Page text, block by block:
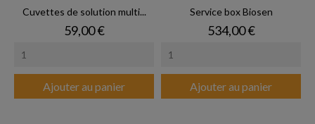
Cuvettes de solution multi...
Prix
59,00 €
Ajouter au panier
Service box Biosen
Prix
534,00 €
Ajouter au panier